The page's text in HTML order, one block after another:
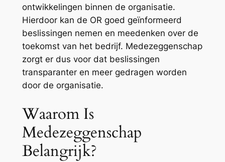
ontwikkelingen binnen de organisatie.
Hierdoor kan de OR goed geïnformeerd
beslissingen nemen en meedenken over de
toekomst van het bedrijf. Medezeggenschap
zorgt er dus voor dat beslissingen
transparanter en meer gedragen worden
door de organisatie.
Waarom Is
Medezeggenschap
Belangrijk?